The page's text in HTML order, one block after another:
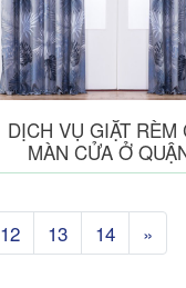
DỊCH VỤ GIẶT RÈM
MÀN CỬA Ở
12 13 14 »